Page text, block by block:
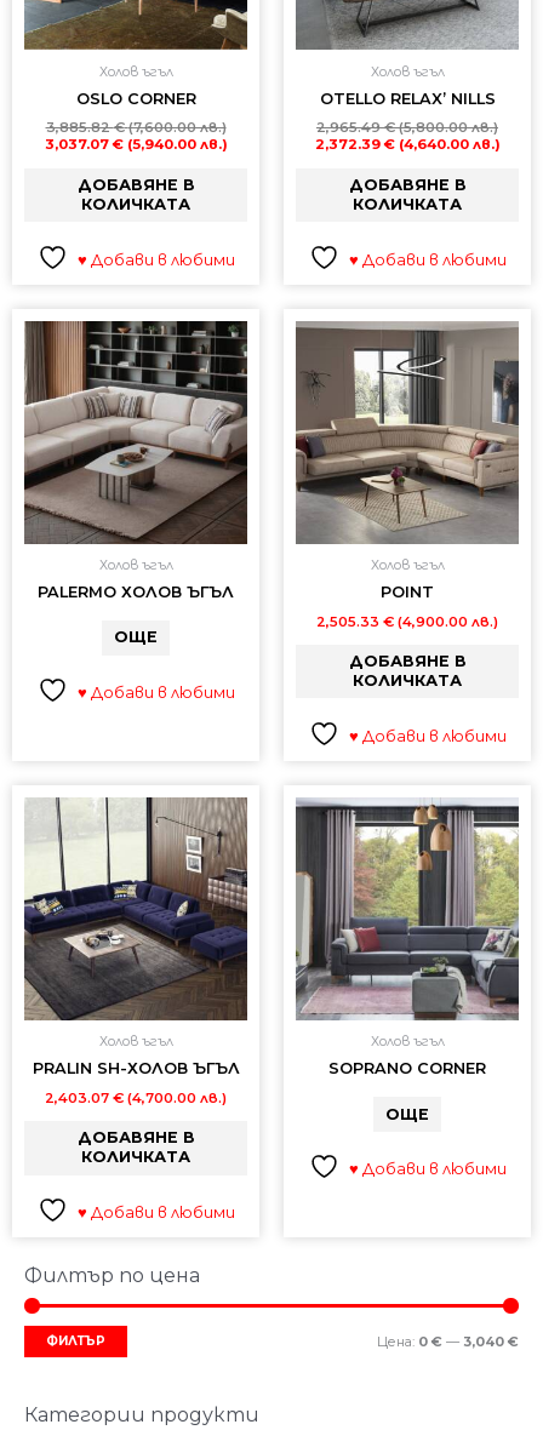
Филтър по цена
ФИЛТЪР Цена: 0 € — 3,040 €
Категории продукти
Холов ъгъл
OSLO CORNER
3,885.82€ (7,600.00 лв.)
3,037.07€ (5,940.00 лв.)
ДОБАВЯНЕ В
КОЛИЧКАТА
♥ Добави в любими
Холов ъгъл
OTELLO RELAX’ NILLS
2,965.49€ (5,800.00 лв.)
2,372.39€ (4,640.00 лв.)
ДОБАВЯНЕ В
КОЛИЧКАТА
♥ Добави в любими
Холов ъгъл
PALERMO ХОЛОВ ЪГЪЛ
ОЩЕ
♥ Добави в любими
Холов ъгъл
POINT
2,505.33 € (4,900.00 лв.)
ДОБАВЯНЕ В
КОЛИЧКАТА
♥ Добави в любими
Холов ъгъл
PRALIN SH-ХОЛОВ ЪГЪЛ
2,403.07 € (4,700.00 лв.)
ДОБАВЯНЕ В
КОЛИЧКАТА
♥ Добави в любими
Холов ъгъл
SOPRANO CORNER
ОЩЕ
♥ Добави в любими